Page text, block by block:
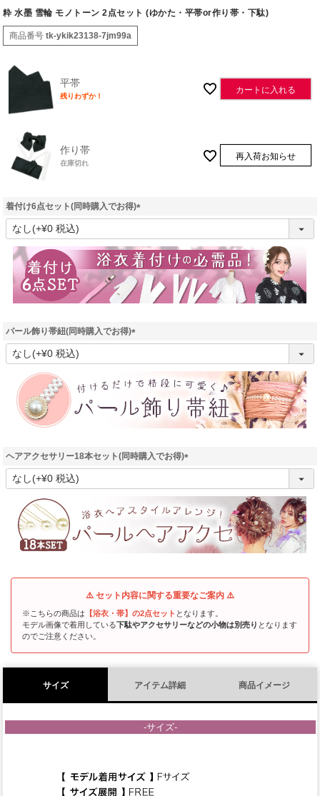
粋 水墨 雪輪 モノトーン 2点セット (ゆかた・平帯or作り帯・下駄)
商品番号 tk-ykik23138-7jm99a
平帯
残りわずか！
カートに入れる
作り帯
在庫切れ
再入荷お知らせ
着付け6点セット(同時購入でお得)
(
須
)
パール飾り帯紐(同時購入でお得)
(
)
ヘアアクセサリー18本セット(同時購入でお得)
(
須
)
⚠️ セット内容に関する重要なご案内 ⚠️
※こちらの商品は 【浴衣・帯】の2点セット となります。
モデル画像で着用している下駄やアクセサリーなどの小物は別売り となります
のでご注意ください。
サイズ アイテム詳細 商品イメージ
-サイズ-